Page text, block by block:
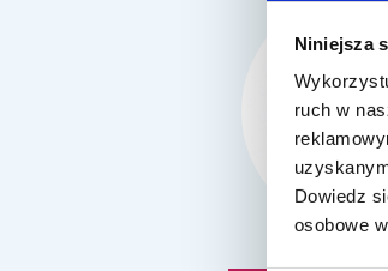
Niniejsza
ruch w
Dowiedz
osobowe